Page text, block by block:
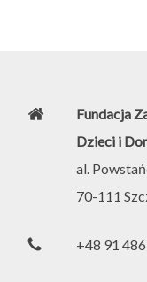
Fundacja
Dzieci i
al.
70-111
+48 91